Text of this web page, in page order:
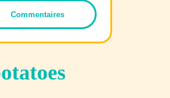
Commentaires